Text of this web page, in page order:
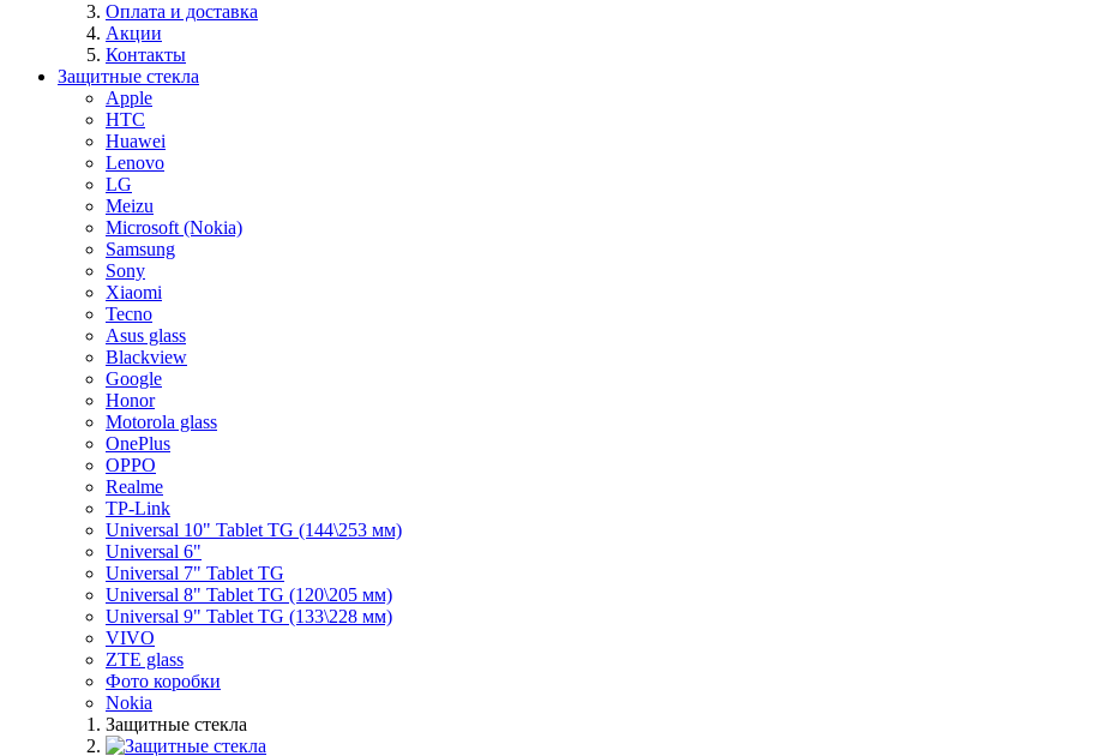
Оплата и доставка
Акции
Контакты
Защитные стекла
Apple
HTC
Huawei
Lenovo
LG
Meizu
Microsoft (Nokia)
Samsung
Sony
Xiaomi
Tecno
Asus glass
Blackview
Google
Honor
Motorola glass
OnePlus
OPPO
Realme
TP-Link
Universal 10" Tablet TG (144\253 мм)
Universal 6"
Universal 7" Tablet TG
Universal 8" Tablet TG (120\205 мм)
Universal 9" Tablet TG (133\228 мм)
VIVO
ZTE glass
Фото коробки
Nokia
Защитные стекла